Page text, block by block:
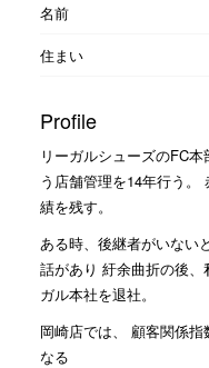
名前
住まい
Profile
リーガルシューズのFC
う店舗管理を14年行う。
績を残す。
ある時、後継者がいない
話があり 紆余曲折の後
ガル本社を退社。
岡崎店では、 顧客関係
なる